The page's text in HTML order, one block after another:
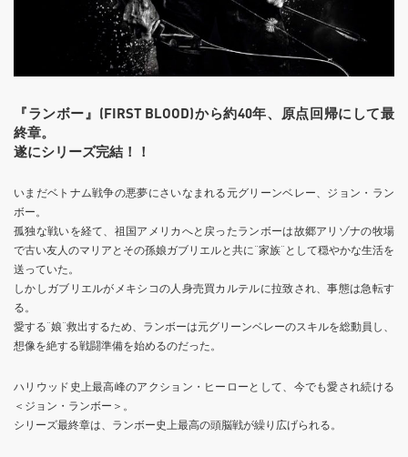
『ランボー』(FIRST BLOOD)から約40年、原点回帰にして最
終章。
遂にシリーズ完結！！
いまだベトナム戦争の悪夢にさいなまれる元グリーンベレー、ジョン・ラン
ボー。
孤独な戦いを経て、祖国アメリカへと戻ったランボーは故郷アリゾナの牧場
で古い友人のマリアとその孫娘ガブリエルと共に“家族”として穏やかな生活を
送っていた。
しかしガブリエルがメキシコの人身売買カルテルに拉致され、事態は急転す
る。
愛する“娘”救出するため、ランボーは元グリーンベレーのスキルを総動員し、
想像を絶する戦闘準備を始めるのだった。
ハリウッド史上最高峰のアクション・ヒーローとして、今でも愛され続ける
＜ジョン・ランボー＞。
シリーズ最終章は、ランボー史上最高の頭脳戦が繰り広げられる。